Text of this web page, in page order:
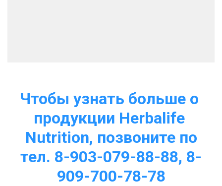
Чтобы узнать больше о
продукции Herbalife
Nutrition, позвоните по
тел. 8-903-079-88-88, 8-
909-700-78-78